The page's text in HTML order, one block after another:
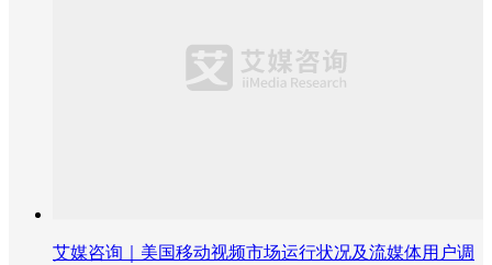
艾媒咨询｜美国移动视频市场运行状况及流媒体用户调